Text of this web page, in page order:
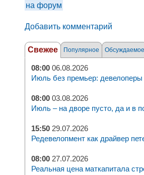
на форум
Добавить комментарий
Свежее Популярное Обсуждаемое
08:00 06.08.2026
Июль без премьер: девелоперы
08:00 03.08.2026
Июль – на дворе пусто, да и в
15:50 29.07.2026
Редевелопмент как драйвер
08:00 27.07.2026
Реальная цена маткапитала